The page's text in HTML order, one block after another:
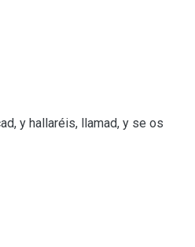
y hallaréis, llamad, y se os